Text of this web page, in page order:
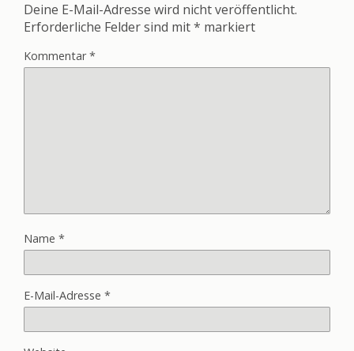
Deine E-Mail-Adresse wird nicht veröffentlicht.
Erforderliche Felder sind mit* markiert
Kommentar*
Name *
E-Mail-Adresse *